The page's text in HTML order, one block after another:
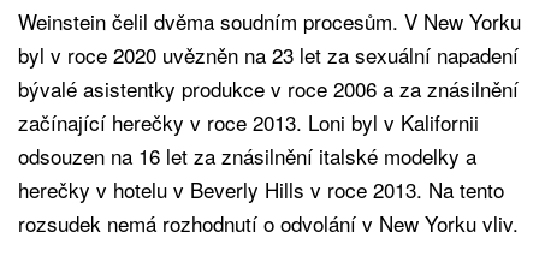
Weinstein čelil dvěma soudním procesům. V New Yorku
byl v roce 2020 uvězněn na 23 let za sexuální napadení
bývalé asistentky produkce v roce 2006 a za znásilnění
začínající herečky v roce 2013. Loni byl v Kalifornii
odsouzen na 16 let za znásilnění italské modelky a
herečky v hotelu v Beverly Hills v roce 2013. Na tento
rozsudek nemá rozhodnutí o odvolání v New Yorku vliv.